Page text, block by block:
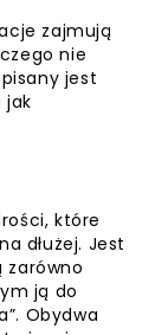
zajmują
nie
jest
jak
które
dłużej. Jest
ją do
Obydwa